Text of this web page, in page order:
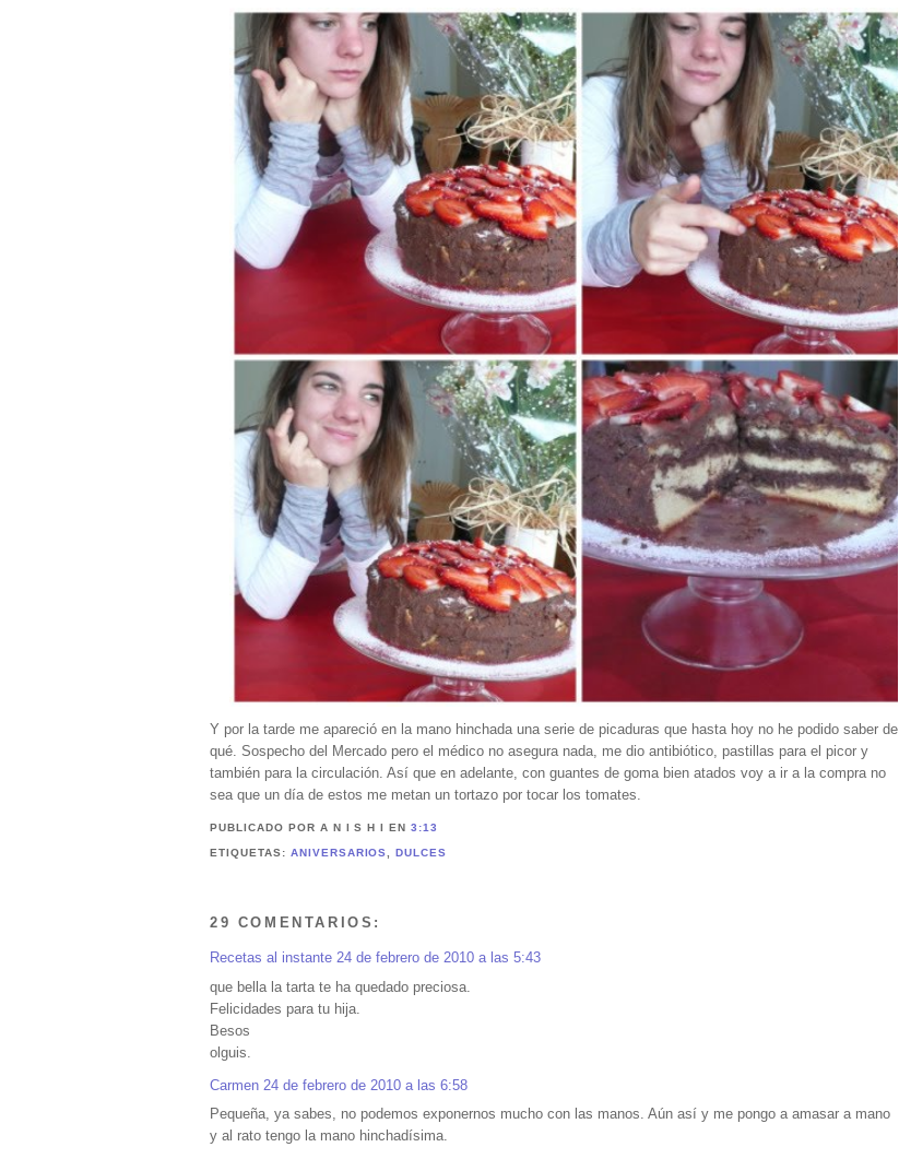
Y por la tarde me apareció en la mano hinchada una serie de picaduras que hasta hoy no he podido saber de
qué. Sospecho del Mercado pero el médico no asegura nada, me dio antibiótico, pastillas para el picor y
también para la circulación. Así que en adelante, con guantes de goma bien atados voy a ir a la compra no
sea que un día de estos me metan un tortazo por tocar los tomates.
PUBLICADO POR A N I S H IEN3:13
ETIQUETAS: ANIVERSARIOS ,DULCES
29 COMENTARIOS:
Recetas al instante 24 de febrero de 2010 a las 5:43
que bella la tarta te ha quedado preciosa.
Felicidades para tu hija.
Besos
olguis.
Carmen 24 de febrero de 2010 a las 6:58
Pequeña, ya sabes, no podemos exponernos mucho con las manos. Aún así y me pongo a amasar a mano
y al rato tengo la mano hinchadísima.